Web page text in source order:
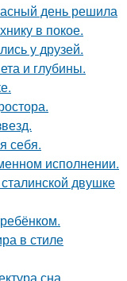
день решила
в покое.
у друзей.
и глубины.
себя.
исполнении.
двушке
в стиле
сна.